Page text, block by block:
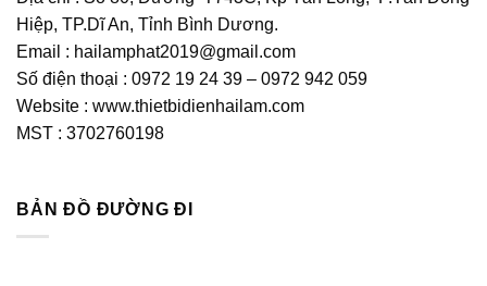
Hiệp, TP.Dĩ An, Tỉnh Bình Dương.
Email : hailamphat2019@gmail.com
Số điện thoại : 0972 19 24 39 – 0972 942 059
Website : www.thietbidienhailam.com
MST : 3702760198
BẢN ĐỒ ĐƯỜNG ĐI